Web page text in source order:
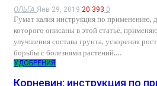
ОЛЬГА Янв 29, 2019 20 393 0
Гумат калия инструкция по применению,
которого описаны в этой статье,
улучшения состава грунта, ускорения
борьбы с болезнями растений.…
УДОБРЕНИЯ
Корневин: инструкция по